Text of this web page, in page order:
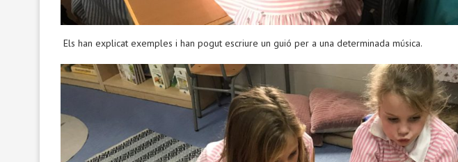
Els han explicat exemples i han pogut escriure un guió per a una determinada música.